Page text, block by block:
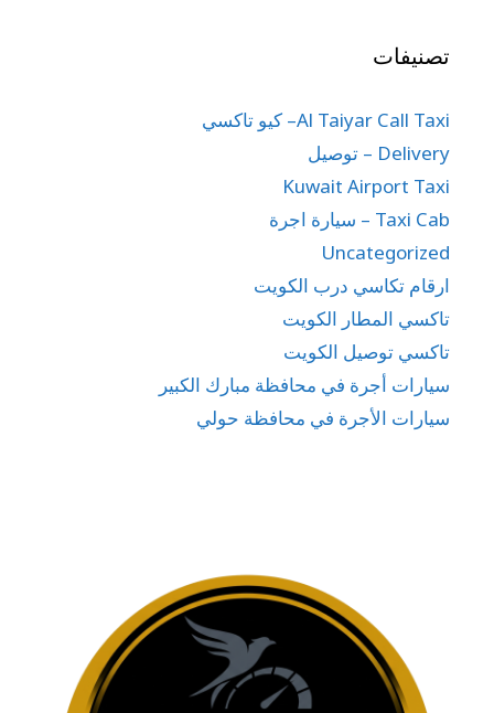
تصنيفات
Al Taiyar Call Taxi– كيو تاكسي
Delivery – توصيل
Kuwait Airport Taxi
Taxi Cab – سيارة اجرة
Uncategorized
ارقام تكاسي درب الكويت
تاكسي المطار الكويت
تاكسي توصيل الكويت
سيارات أجرة في محافظة مبارك الكبير
سيارات الأجرة في محافظة حولي